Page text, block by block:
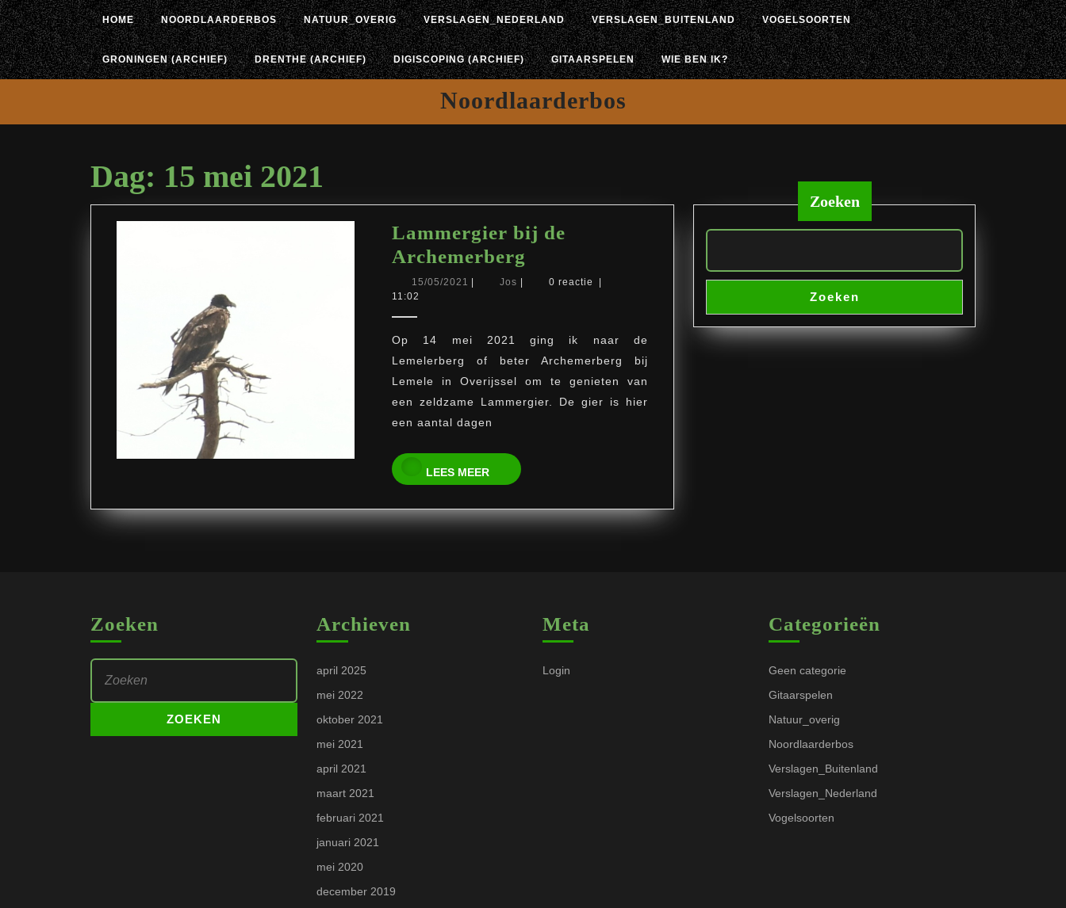
Ga
naar
de
inhoud
HOME NOORDLAARDERBOS NATUUR_OVERIG VERSLAGEN_NEDERLAND VERSLAGEN_BUITENLAND VOGELSOORTEN
GRONINGEN (ARCHIEF) DRENTHE (ARCHIEF) DIGISCOPING (ARCHIEF) GITAARSPELEN WIE BEN IK?
Noordlaarderbos
Dag: 15 mei 2021
Lammergier bij de
Archemerberg
bij
15/05/2021 15/05/2021
Jos Jos 0 reactie
11:02
Op 14 mei 2021 ging ik naar de
Lemelerberg of beter Archemerberg bij
Lemele in Overijssel om te genieten van
een zeldzame Lammergier. De gier is hier
een aantal dagen
LEES MEER
LEES
MEER
Zoeken
Zoeken
Zoeken
Zoek
naar:
Archieven
april 2025
mei 2022
oktober 2021
mei 2021
april 2021
maart 2021
februari 2021
januari 2021
mei 2020
december 2019
Meta
Login
Categorieën
Geen categorie
Gitaarspelen
Natuur_overig
Noordlaarderbos
Verslagen_Buitenland
Verslagen_Nederland
Vogelsoorten